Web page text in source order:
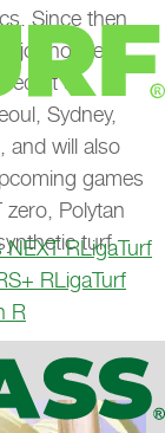
NEXT RLigaTurf
RLigaTurf
R
Since then,
hockey
at 8
Sydney,
and will also
games
Polytan
turf.